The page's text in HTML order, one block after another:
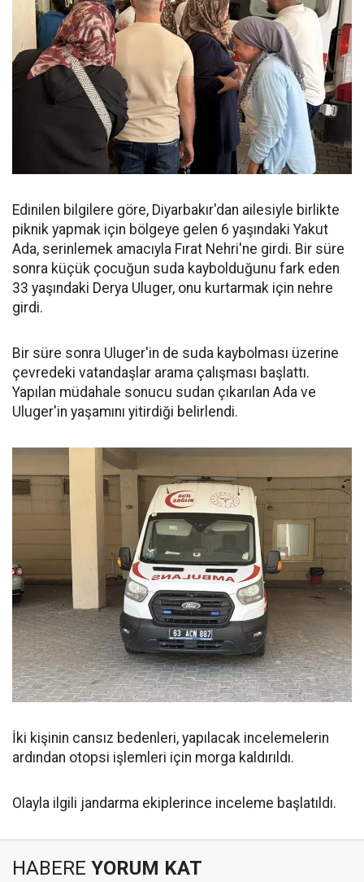
Edinilen bilgilere göre, Diyarbakır'dan ailesiyle birlikte
piknik yapmak için bölgeye gelen 6 yaşındaki Yakut
Ada, serinlemek amacıyla Fırat Nehri'ne girdi. Bir süre
sonra küçük çocuğun suda kaybolduğunu fark eden
33 yaşındaki Derya Uluger, onu kurtarmak için nehre
girdi.
Bir süre sonra Uluger'in de suda kaybolması üzerine
çevredeki vatandaşlar arama çalışması başlattı.
Yapılan müdahale sonucu sudan çıkarılan Ada ve
Uluger'in yaşamını yitirdiği belirlendi.
İki kişinin cansız bedenleri, yapılacak incelemelerin
ardından otopsi işlemleri için morga kaldırıldı.
Olayla ilgili jandarma ekiplerince inceleme başlatıldı.
HABERE YORUM KAT